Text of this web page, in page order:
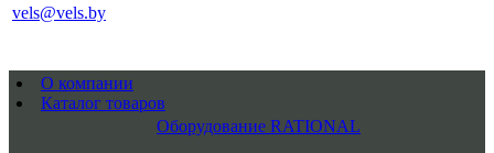
vels@vels.by
О компании
Каталог товаров
Оборудование RATIONAL